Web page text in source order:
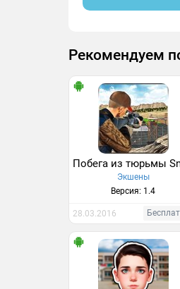
Рекомендуем
Экшены
Версия: 1.4
28.03.2016